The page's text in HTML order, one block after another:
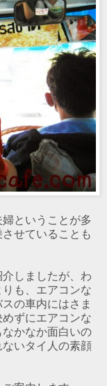
ということが多
せていることも
しましたが、わ
も、エアコンな
の車内にはさま
ずにエアコンな
かなか面白いの
いタイ人の素顔